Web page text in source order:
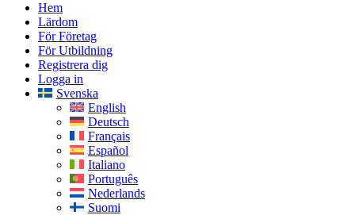
Hem
Lärdom
För Företag
För Utbildning
Registrera dig
Logga in
Svenska
English
Deutsch
Français
Español
Italiano
Português
Nederlands
Suomi